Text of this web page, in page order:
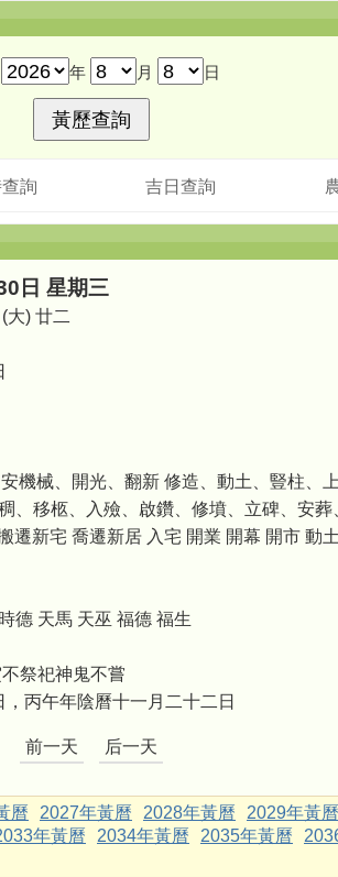
年 月 日
詢 吉日查詢
日 星期三
大) 廿二
機械、開光、翻新 修造、動土、豎柱、
、移柩、入殮、啟鑽、修墳、立碑、安葬
遷新宅 喬遷新居 入宅 開業 開幕 開市 動
德 天馬 天巫 福德 福生
祭祀神鬼不嘗
丙午年陰曆十一月二十二日
前一天 后一天
曆 2027年黃曆 2028年黃曆
2029年黃曆
年黃曆 2034年黃曆 2035年黃曆